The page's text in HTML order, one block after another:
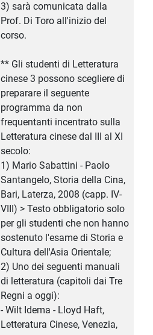
3) sarà comunicata dalla
Prof. Di Toro all'inizio del
corso.
** Gli studenti di Letteratura
cinese 3 possono scegliere di
preparare il seguente
programma da non
frequentanti incentrato sulla
Letteratura cinese dal III al XI
secolo:
1) Mario Sabattini - Paolo
Santangelo, Storia della Cina,
Bari, Laterza, 2008 (capp. IV-
VIII) > Testo obbligatorio solo
per gli studenti che non hanno
sostenuto l'esame di Storia e
Cultura dell'Asia Orientale;
2) Uno dei seguenti manuali
di letteratura (capitoli dai Tre
Regni a oggi):
- Wilt Idema - Lloyd Haft,
Letteratura Cinese, Venezia,